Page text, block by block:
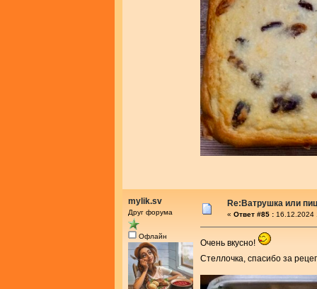
mylik.sv
Друг форума
Офлайн
Re:Ватрушка или
« Ответ #85 : 16.12.2024
Очень вкусно!
Стеллочка, спасибо за